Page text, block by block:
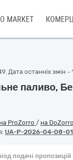
MARKET
Дата останніх змін -
паливо,
на ProZorro / на DoZorro
UA-P-2026-04-08-
подачі пропозицій